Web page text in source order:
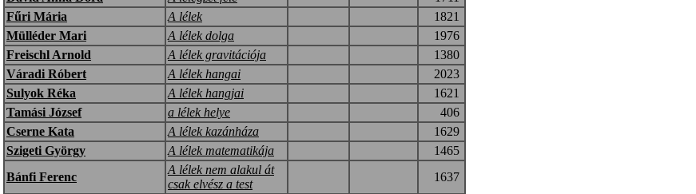
Fűri Mária
A lélek
1821
Mülléder Mari
A lélek dolga
1976
Freischl Arnold
A lélek gravitációja
1380
Váradi Róbert
A lélek hangai
2023
Sulyok Réka
A lélek hangjai
1621
Tamási József
a lélek helye
406
Cserne Kata
A lélek kazánháza
1629
Szigeti György
A lélek matematikája
1465
Bánfi Ferenc
A lélek nem alakul át
csak elvész a test
1637